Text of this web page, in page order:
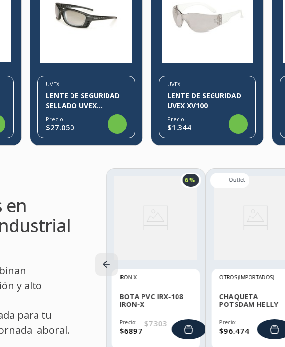
UVEX
LENTE DE SEGURIDAD
SELLADO UVEX
LIVEWIRE
Precio:
$27.050
UVEX
LENTE DE SEGURIDAD
UVEX XV100
Precio:
$1.344
en
y alto
para tu
laboral.
6 %
IRON-X
BOTA PVC IRX-108
IRON-X
Precio:
$6897
$7303
OTROS (IMPORTADOS)
CHAQUETA
POTSDAM HELLY
Precio:
$96.474